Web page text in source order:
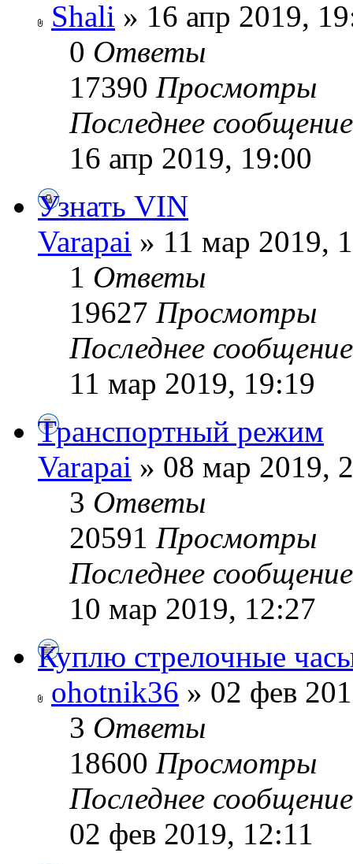
Shali » 16 апр 2019,
0 Ответы
17390 Просмотры
Последнее
16 апр 2019, 19:00
Узнать VIN
Varapai » 11 мар 2019,
1 Ответы
19627 Просмотры
Последнее
11 мар 2019, 19:19
Транспортный режим
Varapai » 08 мар 2019,
3 Ответы
20591 Просмотры
Последнее
10 мар 2019, 12:27
Куплю стрелочные
ohotnik36 » 02 фев
3 Ответы
18600 Просмотры
Последнее
02 фев 2019, 12:11